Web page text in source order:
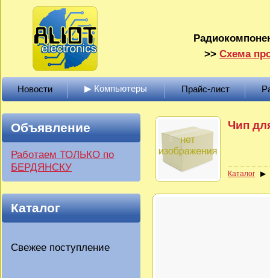
>> Схема
Новости ▶ Компьютеры Прайс-лист
Объявление
Работаем ТОЛЬКО по
БЕРДЯНСКУ
Каталог
Свежее поступление
Чип
Каталог